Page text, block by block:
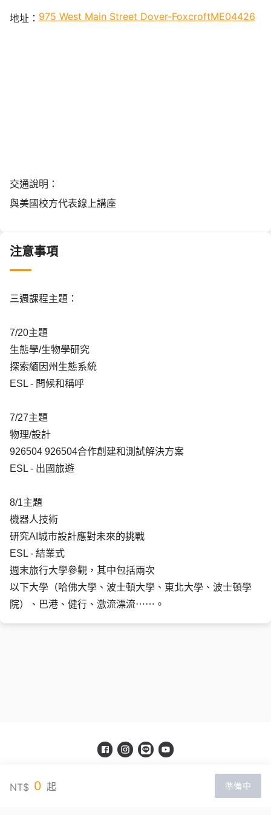
地址： 975 West Main Street Dover-FoxcroftME04426
交通說明：
與美國校方代表線上講座
注意事項
三週課程主題：
7/20主題
生態學/生物學研究
探索緬因州生態系統
ESL - 問候和稱呼
7/27主題
物理/設計
926504 926504合作創建和測試解決方案
ESL - 出國旅遊
8/1主題
機器人技術
研究AI城市設計應對未來的挑戰
ESL - 結業式
週末旅行大學參觀，其中包括兩次
以下大學（哈佛大學、波士頓大學、東北大學、波士頓學
院）、巴港、健行、激流漂流⋯⋯。
NT$ 0 起 準備中